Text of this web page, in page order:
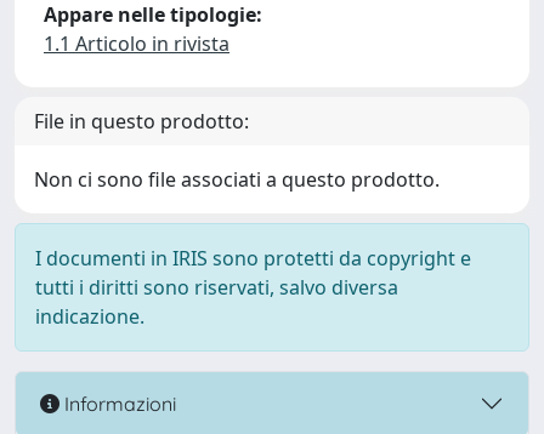
Appare nelle tipologie:
1.1 Articolo in rivista
File in questo prodotto:
Non ci sono file associati a questo prodotto.
I documenti in IRIS sono protetti da copyright e
tutti i diritti sono riservati, salvo diversa
indicazione.
Informazioni